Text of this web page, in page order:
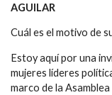
AGUILAR
Cuál es el motivo de
Estoy aquí por una
mujeres líderes
marco de la